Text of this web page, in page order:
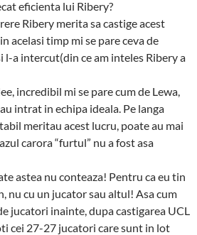
eficienta lui Ribery?
Ribery merita sa castige acest
acelasi timp mi se pare ceva de
l-a intercut(din ce am inteles Ribery a
incredibil mi se pare cum de Lewa,
intrat in echipa ideala. Pe langa
meritau acest lucru, poate au mai
carora “furtul” nu a fost asa
astea nu conteaza! Pentru ca eu tin
nu cu un jucator sau altul! Asa cum
jucatori inainte, dupa castigarea UCL
cei 27-27 jucatori care sunt in lot